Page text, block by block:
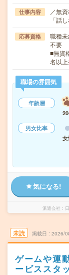
仕事内容
／無
「話
応募資格
職種
不要
■無資
名以
職場の雰囲気
年齢層
男女比率
気になる!
派遣会社
未読 掲載日 2026/
ゲームや運
ービススタ